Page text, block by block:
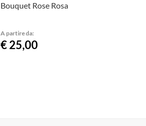
Bouquet Rose Rosa
A partire da:
€ 25,00